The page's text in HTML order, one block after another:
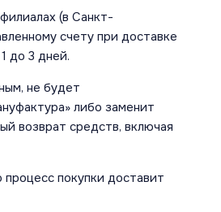
(в Санкт-
счету при доставке
до 3 дней.
не будет
либо заменит
возврат средств, включая
покупки доставит